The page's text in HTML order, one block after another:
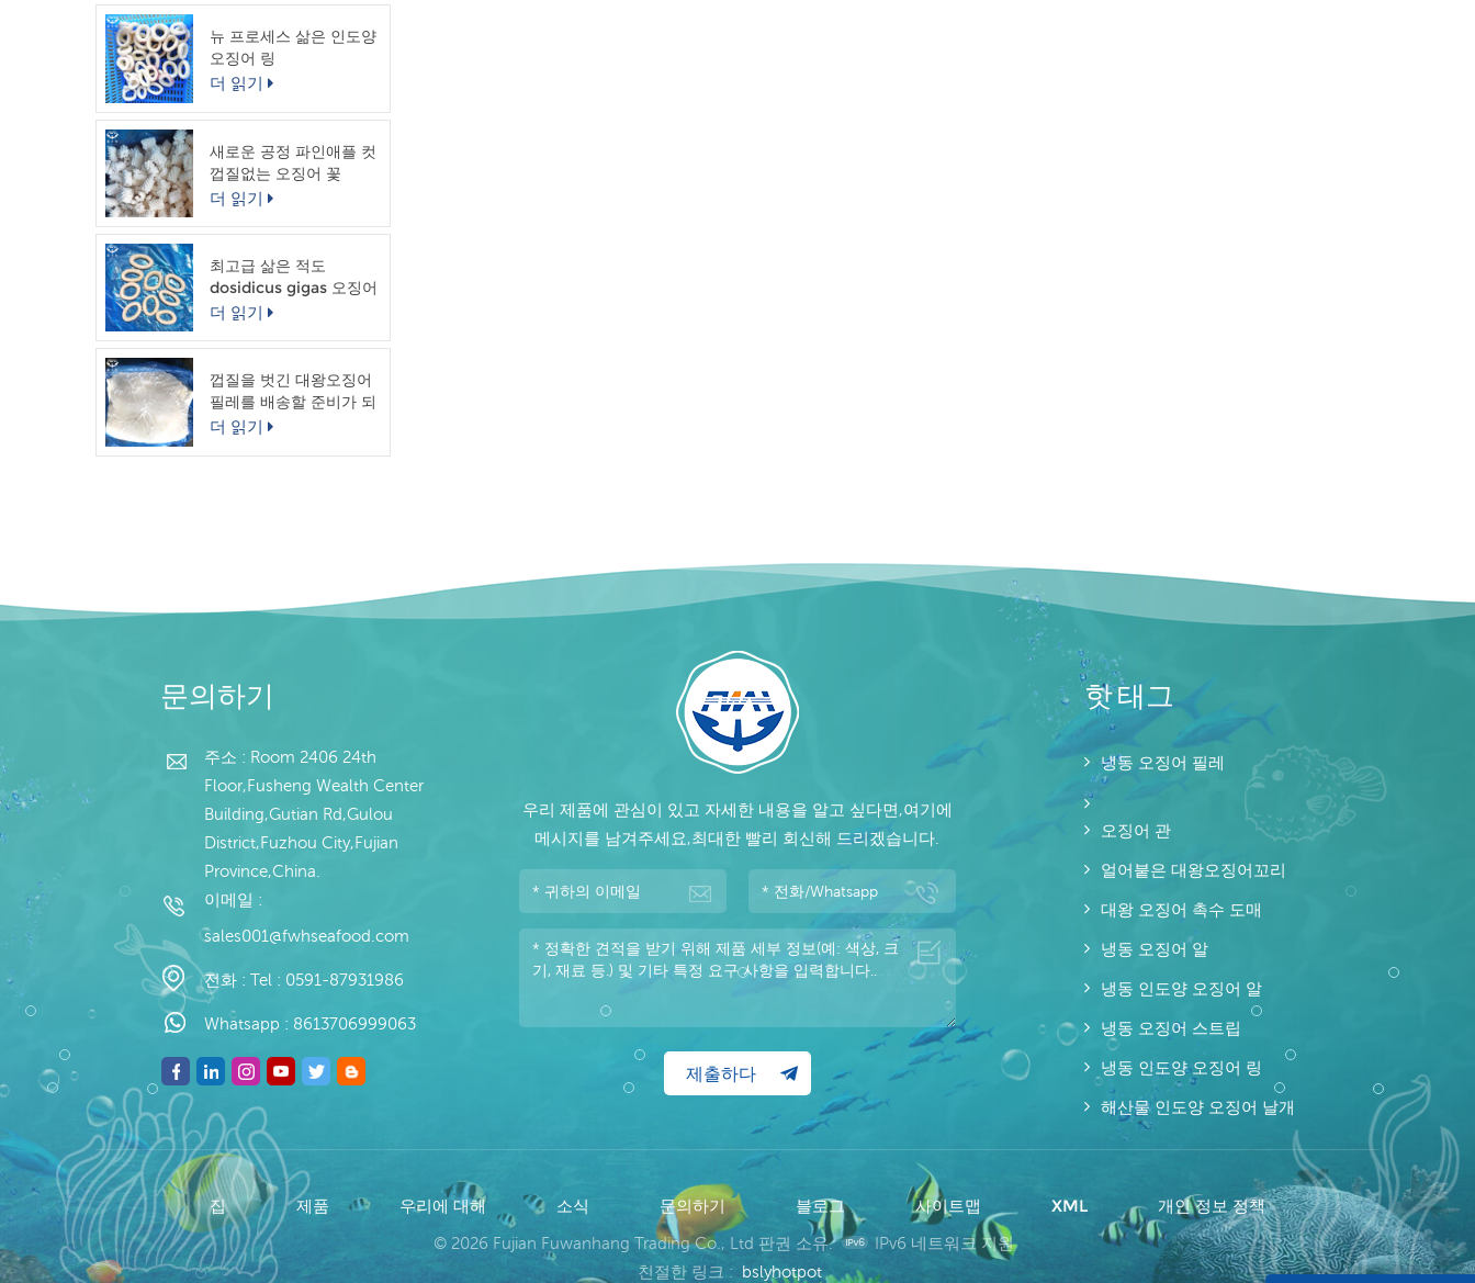
뉴 프로세스 삶은 인도양
오징어 링
더 읽기
새로운 공정 파인애플 컷
껍질없는 오징어 꽃
더 읽기
최고급 삶은 적도
dosidicus gigas 오징어
링
더 읽기
껍질을 벗긴 대왕오징어
필레를 배송할 준비가 되
었습니다.
더 읽기
문의하기
주소 : Room 2406 24th
Floor,Fusheng Wealth Center
Building,Gutian Rd,Gulou
District,Fuzhou City,Fujian
Province,China.
이메일 :
sales001@fwhseafood.com
전화 : Tel : 0591-87931986
Whatsapp : 8613706999063
우리 제품에 관심이 있고 자세한 내용을 알고 싶다면,여기에
메시지를 남겨주세요,최대한 빨리 회신해 드리겠습니다.
핫 태그
냉동 오징어 필레
오징어 관
얼어붙은 대왕오징어꼬리
대왕 오징어 촉수 도매
냉동 오징어 알
냉동 인도양 오징어 알
냉동 오징어 스트립
냉동 인도양 오징어 링
해산물 인도양 오징어 날개
집 제품 우리에 대해 소식 문의하기 블로그 사이트맵 XML 개인 정보 정책
© 2026 Fujian Fuwanhang Trading Co., Ltd 판권 소유.
IPv6 네트워크 지원
친절한 링크 : bslyhotpot